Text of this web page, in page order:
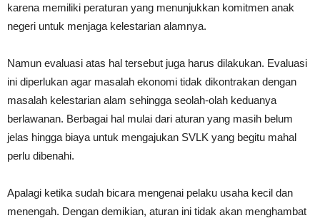
karena memiliki peraturan yang menunjukkan komitmen anak
negeri untuk menjaga kelestarian alamnya.
Namun evaluasi atas hal tersebut juga harus dilakukan. Evaluasi
ini diperlukan agar masalah ekonomi tidak dikontrakan dengan
masalah kelestarian alam sehingga seolah-olah keduanya
berlawanan. Berbagai hal mulai dari aturan yang masih belum
jelas hingga biaya untuk mengajukan SVLK yang begitu mahal
perlu dibenahi.
Apalagi ketika sudah bicara mengenai pelaku usaha kecil dan
menengah. Dengan demikian, aturan ini tidak akan menghambat